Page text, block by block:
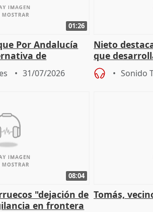
01:26
Por Andalucía
de
de oposición
31/07/2026
Nieto
que
territoriales
Sonido
08:04
"dejación de
en frontera
Tomás,